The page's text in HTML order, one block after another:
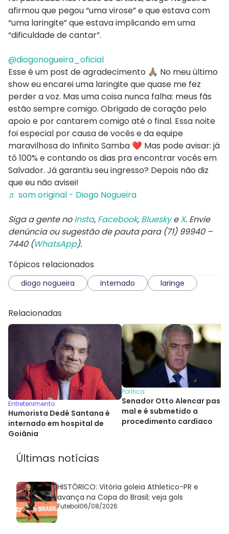
afirmou que pegou “uma virose” e que estava com
“uma laringite” que estava implicando em uma
“dificuldade de cantar”.
@diogonogueira_oficial
Esse é um post de agradecimento 🙏🏽 No meu último
show eu encarei uma laringite que quase me fez
perder a voz. Mas uma coisa nunca falha: meus fãs
estão sempre comigo. Obrigado de coração pelo
apoio e por cantarem comigo até o final. Essa noite
foi especial por causa de vocês e da equipe
maravilhosa do Infinito Samba ❤️ Mas pode avisar: já
tô 100% e contando os dias pra encontrar vocês em
Salvador. Já garantiu seu ingresso? Depois não diz
que eu não avisei!
♬ som original - Diogo Nogueira
Siga a gente noInsta, Facebook, BlueskyeX. Envie
denúncia ou sugestão de pauta para (71) 99940 –
7440 (WhatsApp).
Tópicos relacionados
diogo nogueira internado laringe
Relacionadas
Entretenimento
Humorista Dedé Santana é
internado em hospital de
Goiânia
Política
Senador Otto Alencar passa
mal e é submetido a
procedimento cardíaco
Últimas notícias
HISTÓRICO: Vitória goleia Athletico-PR e
avança na Copa do Brasil; veja gols
Futebol06/08/2026